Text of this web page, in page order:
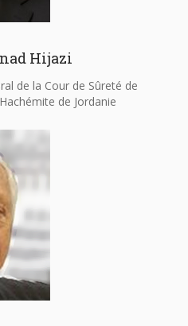
Hijazi
de la Cour de Sûreté de
de Jordanie